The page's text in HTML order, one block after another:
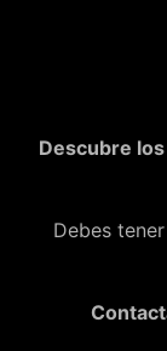
Descubre
Debes